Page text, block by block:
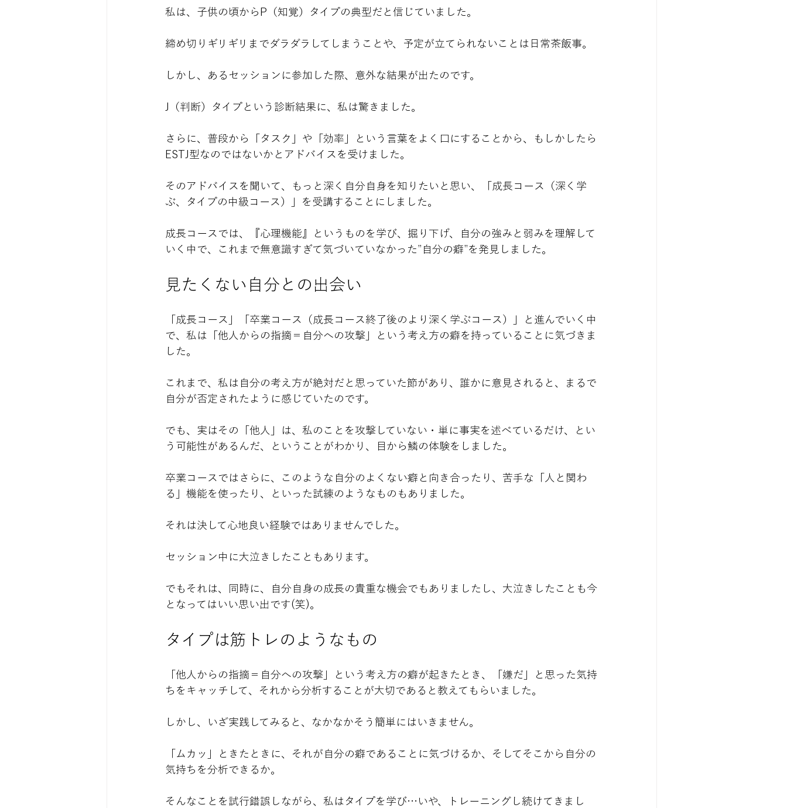
私は、子供の頃からP（知覚）タイプの典型だと信じていました。
締め切りギリギリまでダラダラしてしまうことや、予定が立てられないことは日常茶飯事。
しかし、あるセッションに参加した際、意外な結果が出たのです。
J（判断）タイプという診断結果に、私は驚きました。
さらに、普段から「タスク」や「効率」という言葉をよく口にすることから、もしかしたら
ESTJ型なのではないかとアドバイスを受けました。
そのアドバイスを聞いて、もっと深く自分自身を知りたいと思い、「成長コース（深く学
ぶ、タイプの中級コース）」を受講することにしました。
成長コースでは、『心理機能』というものを学び、掘り下げ、自分の強みと弱みを理解して
いく中で、これまで無意識すぎて気づいていなかった”自分の癖”を発見しました。
見たくない自分との出会い
「成長コース」「卒業コース（成長コース終了後のより深く学ぶコース）」と進んでいく中
で、私は「他人からの指摘＝自分への攻撃」という考え方の癖を持っていることに気づきま
した。
これまで、私は自分の考え方が絶対だと思っていた節があり、誰かに意見されると、まるで
自分が否定されたように感じていたのです。
でも、実はその「他人」は、私のことを攻撃していない・単に事実を述べているだけ、とい
う可能性があるんだ、ということがわかり、目から鱗の体験をしました。
卒業コースではさらに、このような自分のよくない癖と向き合ったり、苦手な「人と関わ
る」機能を使ったり、といった試練のようなものもありました。
それは決して心地良い経験ではありませんでした。
セッション中に大泣きしたこともあります。
でもそれは、同時に、自分自身の成長の貴重な機会でもありましたし、大泣きしたことも今
となってはいい思い出です(笑)。
タイプは筋トレのようなもの
「他人からの指摘＝自分への攻撃」という考え方の癖が起きたとき、「嫌だ」と思った気持
ちをキャッチして、それから分析することが大切であると教えてもらいました。
しかし、いざ実践してみると、なかなかそう簡単にはいきません。
「ムカッ」ときたときに、それが自分の癖であることに気づけるか、そしてそこから自分の
気持ちを分析できるか。
そんなことを試行錯誤しながら、私はタイプを学び…いや、トレーニングし続けてきまし